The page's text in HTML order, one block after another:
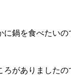
に鍋を食べたい
ろがありましたの